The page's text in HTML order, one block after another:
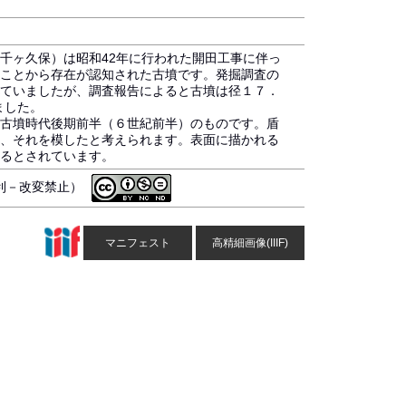
ヶ久保）は昭和42年に行われた開田工事に伴っ
とから存在が認知された古墳です。発掘調査の
いましたが、調査報告によると古墳は径１７．
た。
墳時代後期前半（６世紀前半）のものです。盾
それを模したと考えられます。表面に描かれる
とされています。
改変禁止）
マニフェスト 高精細画像(IIIF)